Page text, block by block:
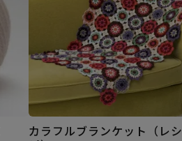
カラフルブランケット（レシ